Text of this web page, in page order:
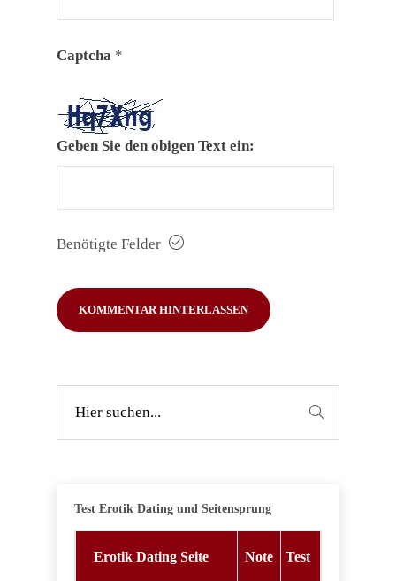
Captcha *
Geben Sie den obigen Text ein:
Benötigte Felder
Test Erotik Dating und Seitensprung
Erotik Dating Seite Note Test